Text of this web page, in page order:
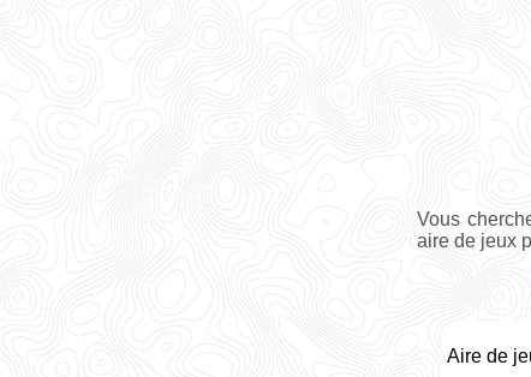
Vous
aire de jeux
Aire de